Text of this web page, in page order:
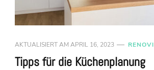
AKTUALISIERT AM APRIL 16, 2023
Tipps für die Küchenplanung